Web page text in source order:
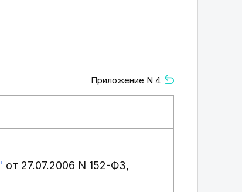
Приложение N 4
от 27.07.2006 N 152-ФЗ,